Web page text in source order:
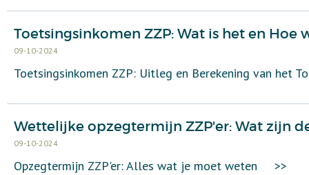
Toetsingsinkomen ZZP: Wat is het en Hoe
09-10-2024
Toetsingsinkomen ZZP: Uitleg en Berekening van het
Wettelijke opzegtermijn ZZP'er: Wat zijn
09-10-2024
Opzegtermijn ZZP'er: Alles wat je moet weten >>